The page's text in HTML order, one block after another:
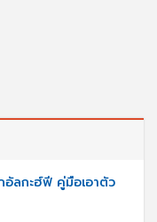
ลกะฮ์ฟี คู่มือเอาตัว